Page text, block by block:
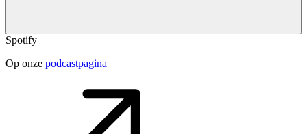
Spotify
Op onze podcastpagina